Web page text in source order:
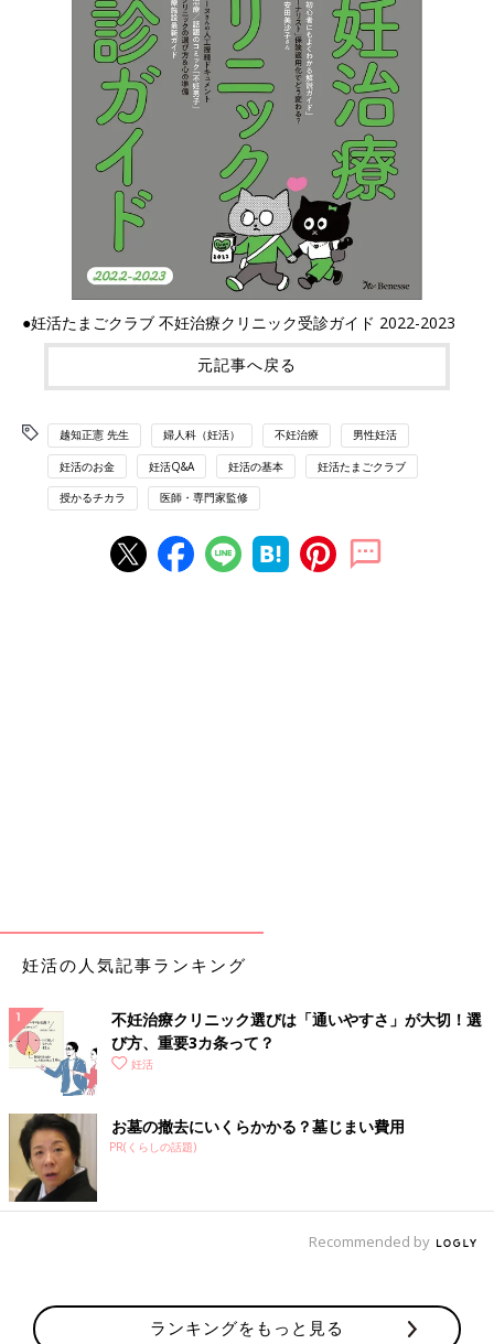
●妊活たまごクラブ 不妊治療クリニック受診ガイド 2022-2023
元記事へ戻る
越知正憲 先生 婦人科（妊活） 不妊治療 男性妊活
妊活のお金 妊活Q&A 妊活の基本 妊活たまごクラブ
授かるチカラ 医師・専門家監修
妊活の人気記事ランキング
不妊治療クリニック選びは「通いやすさ」が大切！選
び方、重要3カ条って？
妊活
お墓の撤去にいくらかかる？墓じまい費用
PR(くらしの話題)
Recommended by
ランキングをもっと見る